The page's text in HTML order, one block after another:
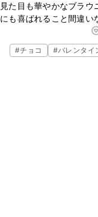
見た目も華やかなブラ
にも喜ばれること間違い
キーをのせるバランス
みながら調整してみてく
#チョコ #バレンタイ